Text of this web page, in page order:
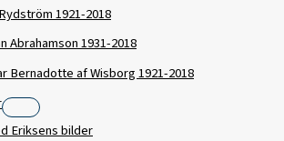
1921-2018
Abrahamson 1931-2018
Bernadotte af Wisborg 1921-2018
Eriksens bilder